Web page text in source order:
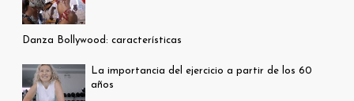
Danza Bollywood: características
La importancia del ejercicio a partir de los 60
años